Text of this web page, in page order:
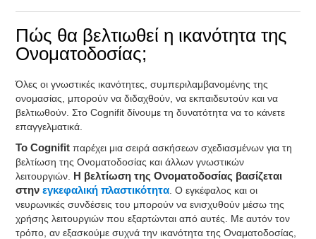
Πώς θα βελτιωθεί η ικανότητα της
Ονοματοδοσίας;
Όλες οι γνωστικές ικανότητες, συμπεριλαμβανομένης της
ονομασίας, μπορούν να διδαχθούν, να εκπαιδευτούν και να
βελτιωθούν. Στο Cognifit δίνουμε τη δυνατότητα να το κάνετε
επαγγελματικά.
Το Cognifitπαρέχει μια σειρά ασκήσεων σχεδιασμένων για τη
βελτίωση της Ονοματοδοσίας και άλλων γνωστικών
λειτουργιών.
Η βελτίωση της Ονοματοδοσίας βασίζεται
στηνεγκεφαλική πλαστικότητα . Ο εγκέφαλος και οι
νευρωνικές συνδέσεις του μπορούν να ενισχυθούν μέσω της
χρήσης λειτουργιών που εξαρτώνται από αυτές. Με αυτόν τον
τρόπο, αν εξασκούμε συχνά την ικανότητα της Οναματοδοσίας,